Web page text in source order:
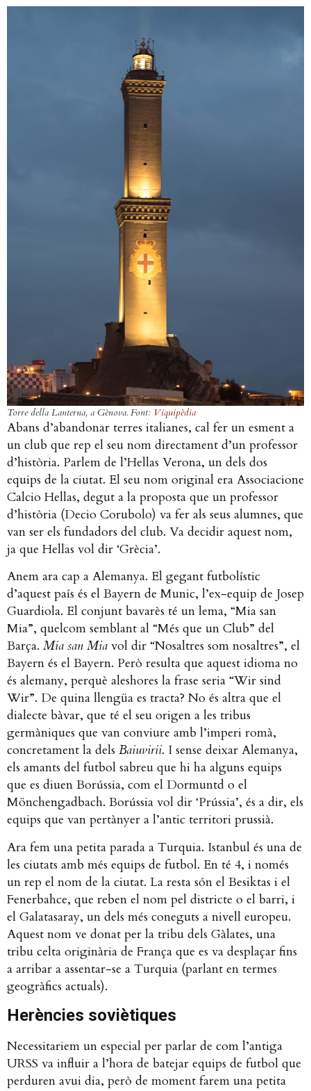
Torre della Lanterna, a Gènova. Font: Viquipèdia
Abans d’abandonar terres italianes, cal fer un esment a
un club que rep el seu nom directament d’un professor
d’història. Parlem de l’Hellas Verona, un dels dos
equips de la ciutat. El seu nom original era Associacione
Calcio Hellas, degut a la proposta que un professor
d’història (Decio Corubolo) va fer als seus alumnes, que
van ser els fundadors del club. Va decidir aquest nom,
ja que Hellas vol dir ‘Grècia’.
Anem ara cap a Alemanya. El gegant futbolístic
d’aquest país és el Bayern de Munic, l’ex-equip de Josep
Guardiola. El conjunt bavarès té un lema, “Mia san
Mia”, quelcom semblant al “Més que un Club” del
Barça. Mia san Mia vol dir “Nosaltres som nosaltres”, el
Bayern és el Bayern. Però resulta que aquest idioma no
és alemany, perquè aleshores la frase seria “Wir sind
Wir”. De quina llengüa es tracta? No és altra que el
dialecte bàvar, que té el seu origen a les tribus
germàniques que van conviure amb l’imperi romà,
concretament la dels Baiuvirii. I sense deixar Alemanya,
els amants del futbol sabreu que hi ha alguns equips
que es diuen Borússia, com el Dormuntd o el
Mönchengadbach. Borússia vol dir ‘Prússia’, és a dir, els
equips que van pertànyer a l’antic territori prussià.
Ara fem una petita parada a Turquia. Istanbul és una de
les ciutats amb més equips de futbol. En té 4, i només
un rep el nom de la ciutat. La resta són el Besiktas i el
Fenerbahce, que reben el nom pel districte o el barri, i
el Galatasaray, un dels més coneguts a nivell europeu.
Aquest nom ve donat per la tribu dels Gàlates, una
tribu celta originària de França que es va desplaçar fins
a arribar a assentar-se a Turquia (parlant en termes
geogràfics actuals).
Herències soviètiques
Necessitariem un especial per parlar de com l’antiga
URSS va influir a l’hora de batejar equips de futbol que
perduren avui dia, però de moment farem una petita